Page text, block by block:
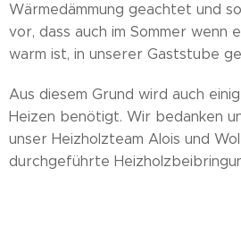
Wärmedämmung geachtet und
vor, dass auch im Sommer wenn
warm ist, in unserer Gaststube
Aus diesem Grund wird auch
Heizen benötigt. Wir bedanken
unser Heizholzteam Alois und
durchgeführte